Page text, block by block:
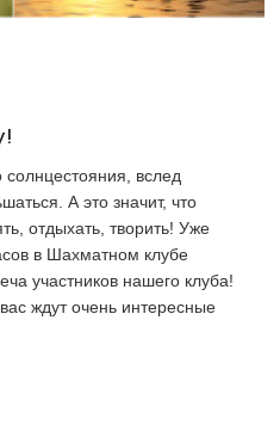
солнцестояния, вслед
А это значит, что
отдыхать, творить! Уже
в Шахматном клубе
участников нашего клуба!
ждут очень интересные